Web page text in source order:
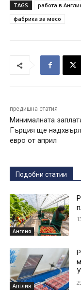
TAGS работа в
фабрика за месо
предишна статия
Минималната
Гърция ще
евро от април
Подобни статии
Англия
Англия